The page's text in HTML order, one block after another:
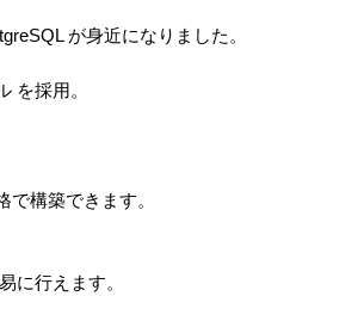
が身近になりました。
を採用。
構築できます。
行えます。